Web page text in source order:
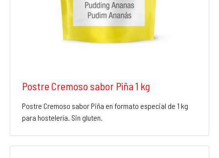
Postre Cremoso sabor Piña 1 kg
Postre Cremoso sabor Piña en formato especial de 1 kg
para hostelería. Sin gluten.